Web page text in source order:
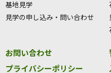
基地見学
見学の申し込み・問い合わせ
お問い合わせ
プライバシーポリシー